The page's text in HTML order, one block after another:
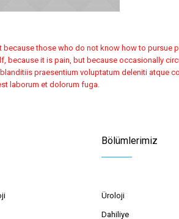
those who do not know how to pursue
because it is pain, but because occasionally
praesentium voluptatum deleniti atque
laborum et dolorum fuga.
Bölümlerimiz
Üroloji
Dahiliye